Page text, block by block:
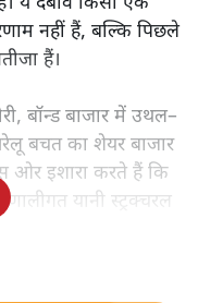
नहीं हैं, बल्कि पिछले
हैं।
बॉन्ड बाजार में उथल–
बचत का शेयर बाजार
इशारा करते हैं कि
यानी स्ट्रक्चरल